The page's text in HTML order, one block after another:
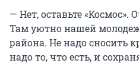
— Нет, оставьте «Космос».
Там уютно нашей
района. Не надо сносить
надо то, что есть, и